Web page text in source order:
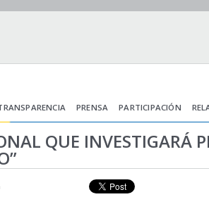
PRENSA PARTICIPACIÓN
QUE INVESTIGARÁ